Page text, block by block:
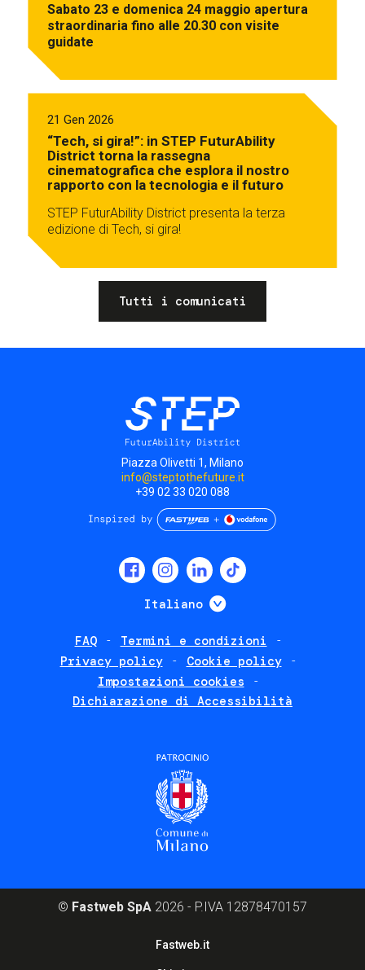
Sabato 23 e domenica 24 maggio apertura
straordinaria fino alle 20.30 con visite
guidate
21 Gen 2026
“Tech, si gira!”: in STEP FuturAbility
District torna la rassegna
cinematografica che esplora il nostro
rapporto con la tecnologia e il futuro
STEP FuturAbility District presenta la terza
edizione di Tech, si gira!
Tutti i comunicati
Piazza Olivetti 1, Milano
info@steptothefuture.it
+39 02 33 020 088
Italiano Mostra ulteriori
FAQ
Termini e condizioni
Privacy policy
Cookie policy
Impostazioni cookies
Dichiarazione di Accessibilità
© Fastweb SpA 2026 - P.IVA 12878470157
Fastweb.it